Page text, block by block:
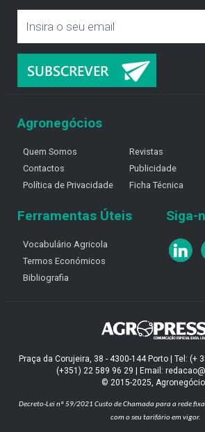
Agronegócios
Quem Somos
Contactos
Política de Privacidade
Revistas
Publicidade
Ficha Técnica
Ferramentas Úteis
Vocabulário Agricola
Termos Económicos
Bibliografia
Siga-
Praça da Corujeira, 38 - 4300-144 Porto | Tel: (+
(+351) 22 589 96 29 | Email:
© 2015-2025,
Decreto-Lei nº 59/2021 Custo de Chamada para a rede
com o seu tarifário em vigor.